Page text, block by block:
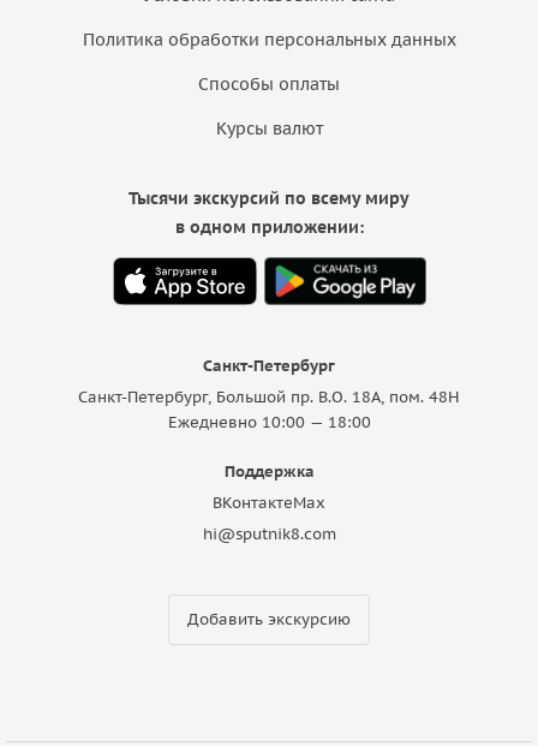
Политика обработки персональных данных
Способы оплаты
Курсы валют
Санкт-Петербург
Санкт-Петербург, Большой пр. В.О. 18A, пом. 48Н
Ежедневно 10:00 — 18:00
Поддержка
ВКонтактеMax
hi@sputnik8.com
Добавить экскурсию
Тысячи экскурсий по всему миру
в одном приложении: